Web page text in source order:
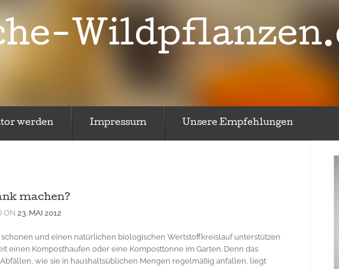
werden Impressum Unsere Empfehlungen
machen?
ON 23. MAI 2012
und einen natürlichen biologischen Wertstoffkreislauf unterstützen
einen Komposthaufen oder eine Komposttonne im Garten. Denn das
wie sie in haushaltsüblichen Mengen regelmäßig anfallen, liegt